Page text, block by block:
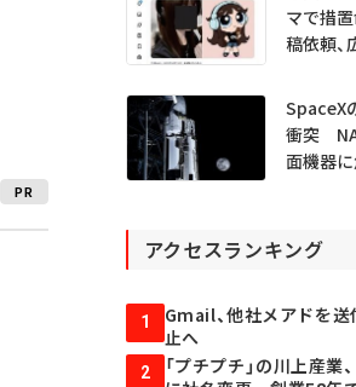
PR
マで措
稿依頼
SpaceX
衝突
面機器に
アクセスランキング
1
Gmail、他社メアドを
止へ
2
「プチプチ」の川上産業